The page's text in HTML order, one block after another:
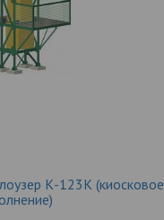
К-123К (киосковое